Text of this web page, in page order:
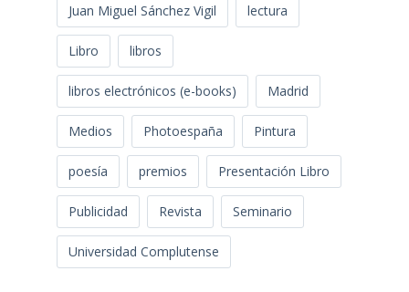
Juan Miguel Sánchez Vigil lectura
Libro libros
libros electrónicos (e-books) Madrid
Medios Photoespaña Pintura
poesía premios Presentación Libro
Publicidad Revista Seminario
Universidad Complutense